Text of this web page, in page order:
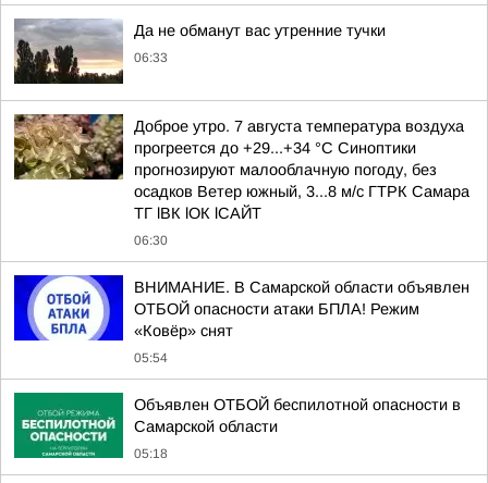
Да не обманут вас утренние тучки
06:33
Доброе утро. 7 августа температура воздуха
прогреется до +29...+34 °C Синоптики
прогнозируют малооблачную погоду, без
осадков Ветер южный, 3...8 м/с ГТРК Самара
ТГ lВК lОК lСАЙТ
06:30
ВНИМАНИЕ. В Самарской области объявлен
ОТБОЙ опасности атаки БПЛА! Режим
«Ковёр» снят
05:54
Объявлен ОТБОЙ беспилотной опасности в
Самарской области
05:18